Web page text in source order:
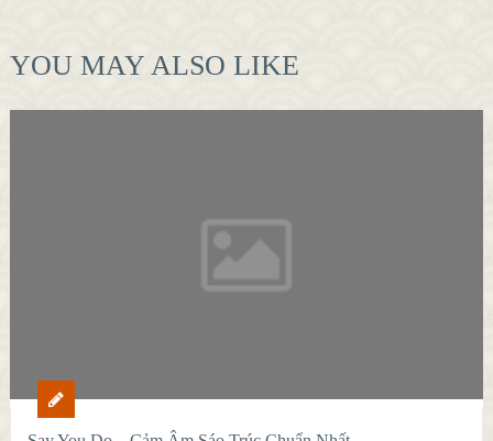
YOU MAY ALSO LIKE